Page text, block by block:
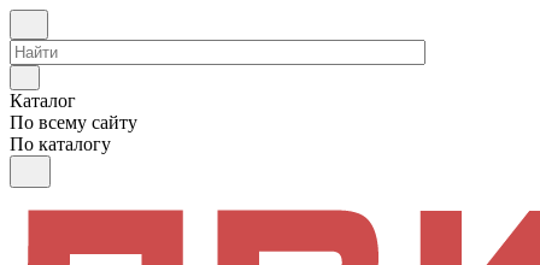
Каталог
По всему сайту
По каталогу